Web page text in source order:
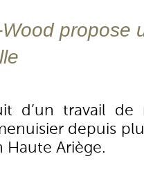
propose
d’un travail de
depuis
Haute Ariège.